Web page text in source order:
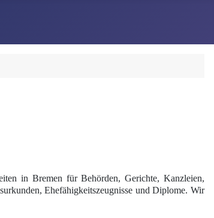
in Bremen für Behörden, Gerichte, Kanzleien,
Ehefähigkeitszeugnisse und Diplome. Wir